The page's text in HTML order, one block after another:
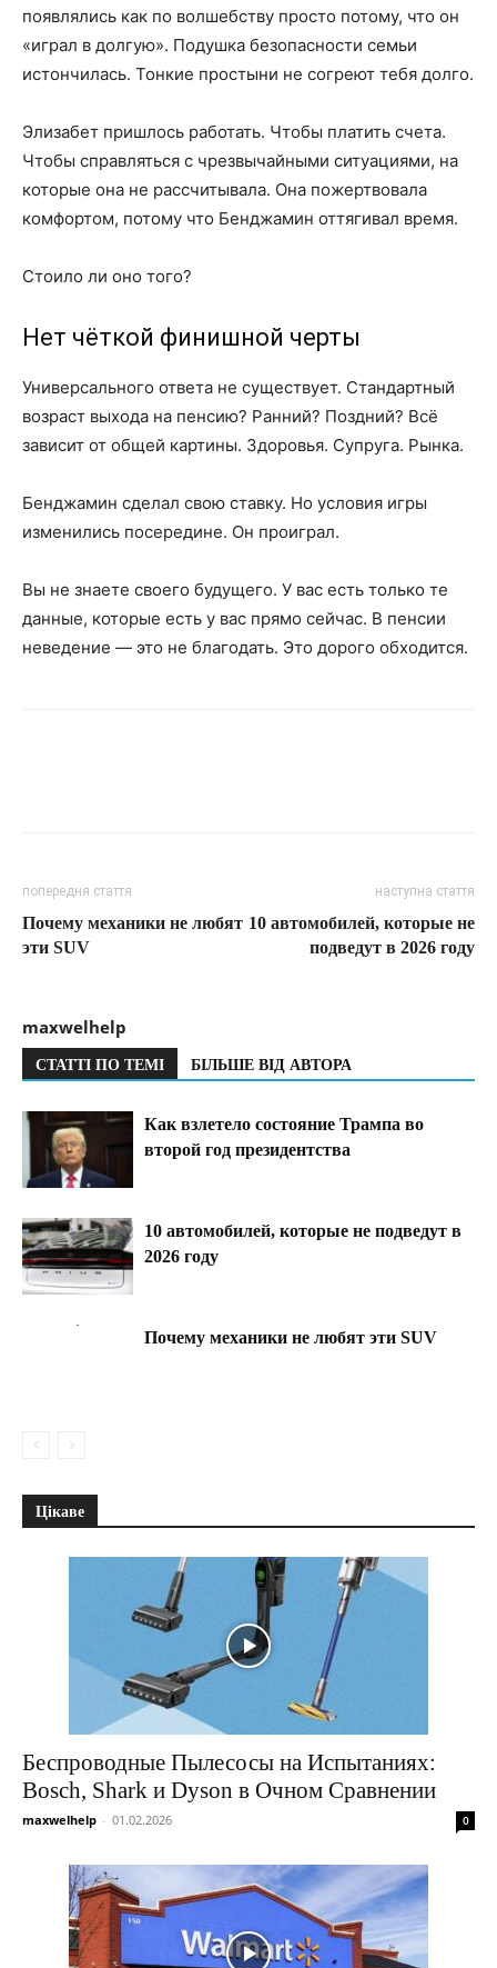
появлялись как по волшебству просто потому, что он
«играл в долгую». Подушка безопасности семьи
истончилась. Тонкие простыни не согреют тебя долго.
Элизабет пришлось работать. Чтобы платить счета.
Чтобы справляться с чрезвычайными ситуациями, на
которые она не рассчитывала. Она пожертвовала
комфортом, потому что Бенджамин оттягивал время.
Стоило ли оно того?
Нет чёткой финишной черты
Универсального ответа не существует. Стандартный
возраст выхода на пенсию? Ранний? Поздний? Всё
зависит от общей картины. Здоровья. Супруга. Рынка.
Бенджамин сделал свою ставку. Но условия игры
изменились посередине. Он проиграл.
Вы не знаете своего будущего. У вас есть только те
данные, которые есть у вас прямо сейчас. В пенсии
неведение — это не благодать. Это дорого обходится.
попередня стаття
Почему механики не любят
эти SUV
наступна стаття
10 автомобилей, которые не
подведут в 2026 году
maxwelhelp
СТАТТІ ПО ТЕМІ БІЛЬШЕ ВІД АВТОРА
Как взлетело состояние Трампа во
второй год президентства
10 автомобилей, которые не подведут в
2026 году
Почему механики не любят эти SUV
Цікаве
Беспроводные Пылесосы на Испытаниях:
Bosch, Shark и Dyson в Очном Сравнении
maxwelhelp - 01.02.2026 0